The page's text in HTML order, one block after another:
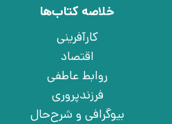
خلاصه کتاب‌ها
کارآفرینی
اقتصاد
روابط عاطفی
فرزندپروری
بیوگرافی و شرح‌حال